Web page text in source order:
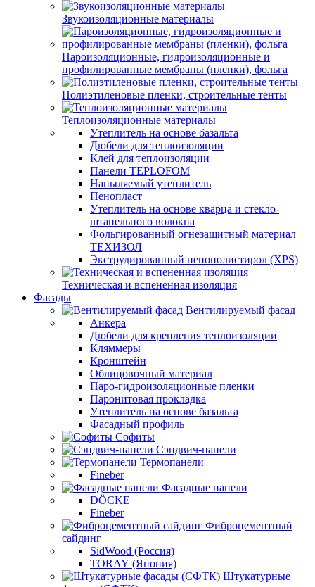
Звукоизоляционные материалы
Пароизоляционные, гидроизоляционные и
профилированные мембраны (пленки), фольга
Полиэтиленовые пленки, строительные тенты
Теплоизоляционные материалы
Утеплитель на основе базальта
Дюбели для теплоизоляции
Клей для теплоизоляции
Панели TEPLOFOM
Напыляемый утеплитель
Пенопласт
Утеплитель на основе кварца и стекло-
штапельного волокна
Фольгированный огнезащитный материал
ТЕХИЗОЛ
Экструдированный пенополистирол (XPS)
Техническая и вспененная изоляция
Фасады
Вентилируемый фасад
Анкера
Дюбели для крепления теплоизоляции
Кляммеры
Кронштейн
Облицовочный материал
Паро-гидроизоляционные пленки
Паронитовая прокладка
Утеплитель на основе базальта
Фасадный профиль
Софиты
Сэндвич-панели
Термопанели
Fineber
Фасадные панели
DÖCKE
Fineber
Фиброцементный
сайдинг
SidWood (Россия)
TORAY (Япония)
Штукатурные